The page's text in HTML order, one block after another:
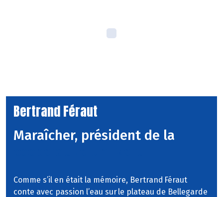
Bertrand Féraut
Maraîcher, président de la
Comme s’il en était la mémoire, Bertrand Féraut
conte avec passion l’eau sur le plateau de Bellegarde